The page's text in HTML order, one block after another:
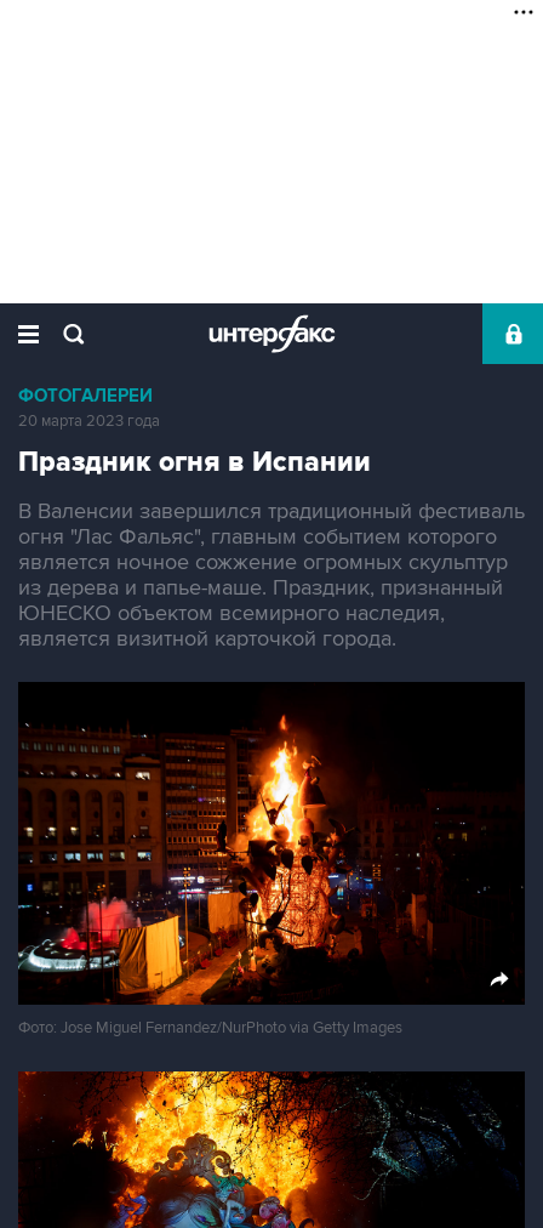
ФОТОГАЛЕРЕИ
20 марта 2023 года
Праздник огня в Испании
В Валенсии завершился традиционный фестиваль
огня "Лас Фальяс", главным событием которого
является ночное сожжение огромных скульптур
из дерева и папье-маше. Праздник, признанный
ЮНЕСКО объектом всемирного наследия,
является визитной карточкой города.
Фото: Jose Miguel Fernandez/NurPhoto via Getty Images